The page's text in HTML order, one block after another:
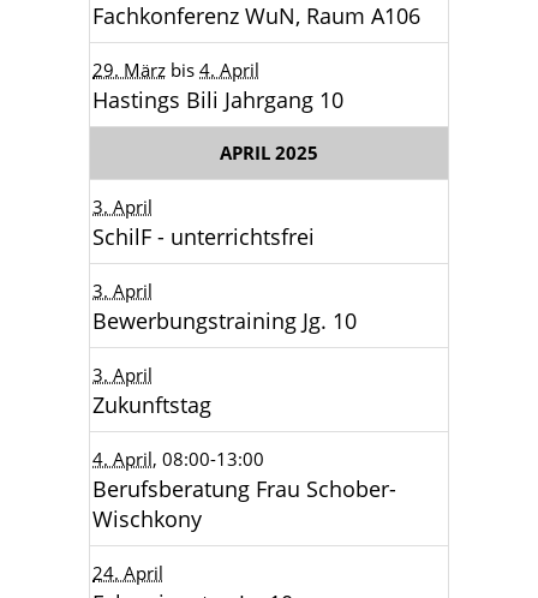
Fachkonferenz WuN, Raum A106
29. März bis 4. April
Hastings Bili Jahrgang 10
APRIL 2025
3. April
SchilF - unterrichtsfrei
3. April
Bewerbungstraining Jg. 10
3. April
Zukunftstag
4. April, 08:00-13:00
Berufsberatung Frau Schober-
Wischkony
24. April